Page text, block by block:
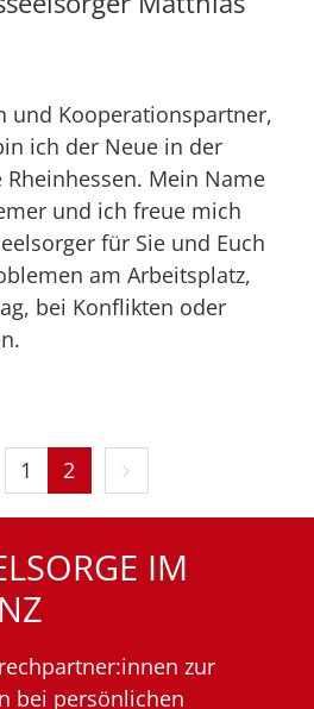
und Kooperationspartner,
ich der Neue in der
Mein Name
und ich freue mich
für Sie und Euch
am Arbeitsplatz,
bei Konflikten oder
Seite
1 2 Nächste Seite
IM
zur
bei persönlichen